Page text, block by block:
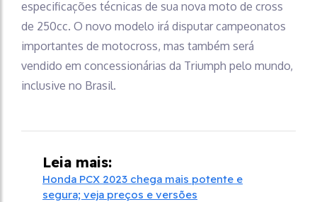
especificações técnicas de sua nova moto de cross
de 250cc. O novo modelo irá disputar campeonatos
importantes de motocross, mas também será
vendido em concessionárias da Triumph pelo mundo,
inclusive no Brasil.
Leia mais:
Honda PCX 2023 chega mais potente e
segura; veja preços e versões